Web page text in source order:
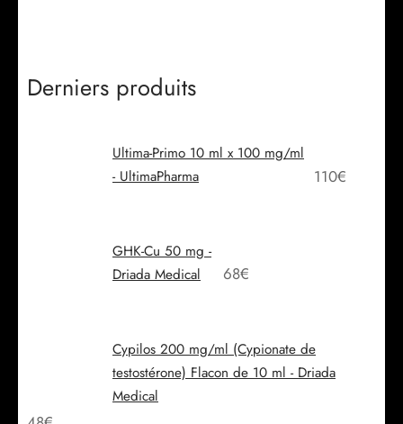
Derniers produits
Ultima-Primo 10 ml x 100 mg/ml
- UltimaPharma
110€
GHK-Cu 50 mg -
Driada Medical
68€
Cypilos 200 mg/ml (Cypionate de
testostérone) Flacon de 10 ml - Driada
Medical